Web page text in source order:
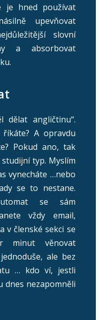
je hned používat
upevňovat
slovní
a absorbovat
dělat angličtinu“.
A opravdu
Pokud ano, tak
typ. Myslím
vynecháte …nebo
se to nestane.
se sám
vždy email,
v členské sekci se
minut věnovat
ale bez
… kdo ví, jestli
dnes nezapomněli